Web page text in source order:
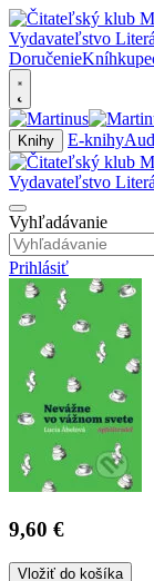
Doručenie
Knihy E-knihy
Vyhľadávanie
Prihlásiť
9,60 €
Vložiť do košíka